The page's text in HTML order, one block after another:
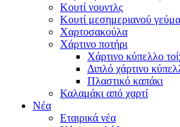
Κουτί νουντλς
Κουτί μεσημεριανού
Χαρτοσακούλα
Χάρτινο ποτήρι
Χάρτινο κύπελλο
Διπλό χάρτινο
Πλαστικό καπάκι
Καλαμάκι από χαρτί
Νέα
Εταιρικά νέα